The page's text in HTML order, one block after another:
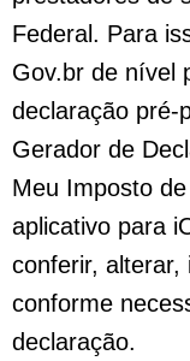
Federal. Para
Gov.br de nível
declaração pré-
Gerador de
Meu Imposto
aplicativo para
conferir, alterar,
conforme
declaração.